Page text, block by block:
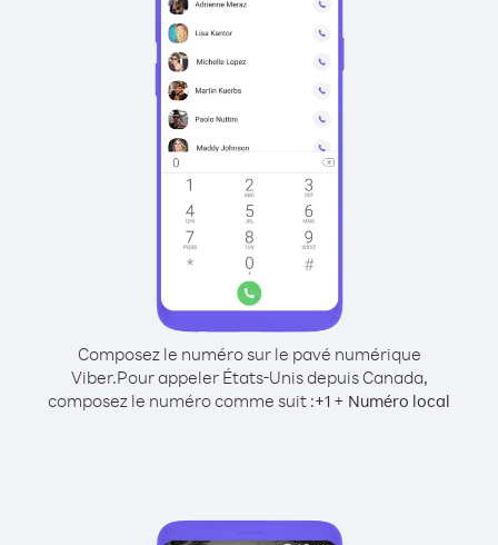
Composez le numéro sur le pavé numérique
Viber.Pour appeler États-Unis depuis Canada,
composez le numéro comme suit :+1 + Numéro local